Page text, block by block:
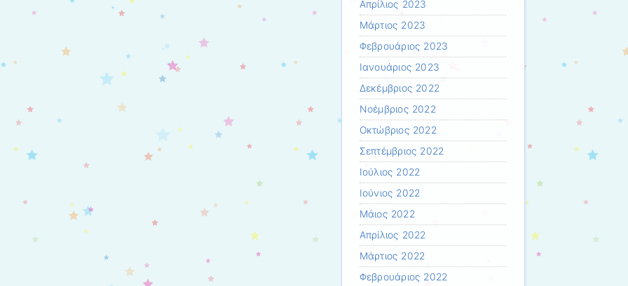
Απρίλιος 2023
Μάρτιος 2023
Φεβρουάριος 2023
Ιανουάριος 2023
Δεκέμβριος 2022
Νοέμβριος 2022
Οκτώβριος 2022
Σεπτέμβριος 2022
Ιούλιος 2022
Ιούνιος 2022
Μάιος 2022
Απρίλιος 2022
Μάρτιος 2022
Φεβρουάριος 2022